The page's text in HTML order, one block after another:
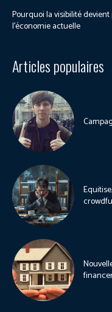
Pourquoi la visibilité
l’économie actuelle
Articles populaires